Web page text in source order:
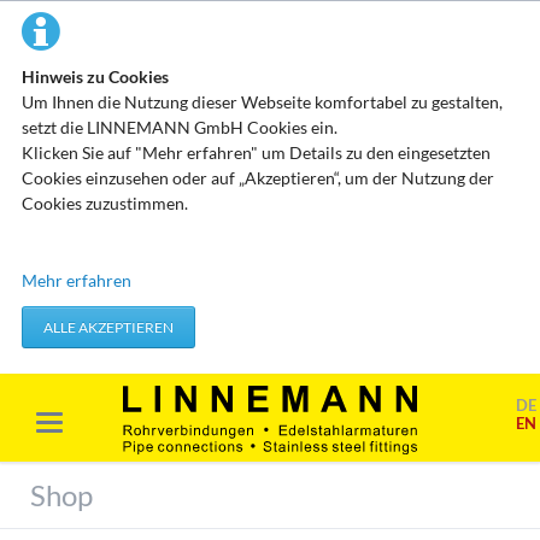
Hinweis zu Cookies
Um Ihnen die Nutzung dieser Webseite komfortabel zu gestalten,
setzt die LINNEMANN GmbH Cookies ein.
Klicken Sie auf "Mehr erfahren" um Details zu den eingesetzten
Cookies einzusehen oder auf „Akzeptieren“, um der Nutzung der
Cookies zuzustimmen.
Technisch erforderliche Cookies
werden verwendet um von Ihnen getätigte Aktionen, wie etwa das
Festlegen Ihrer Datenschutzeinstellungen zu übernehmen.
Erforderliche Cookies akzeptieren
Marketing & Analyse
ausgewertet werden. Das geschieht vor allem mit Cookies und mit
sogenannten Analyseprogrammen. Die Analyse Ihres Surf-
Mehr erfahren
ALLE AKZEPTIEREN
DE
EN
Shop